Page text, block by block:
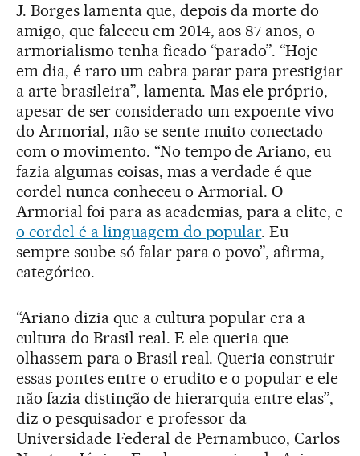
J. Borges lamenta que, depois da morte do
amigo, que faleceu em 2014, aos 87 anos, o
armorialismo tenha ficado “parado”. “Hoje
em dia, é raro um cabra parar para prestigiar
a arte brasileira”, lamenta. Mas ele próprio,
apesar de ser considerado um expoente vivo
do Armorial, não se sente muito conectado
com o movimento. “No tempo de Ariano, eu
fazia algumas coisas, mas a verdade é que
cordel nunca conheceu o Armorial. O
Armorial foi para as academias, para a elite, e
o cordel é a linguagem do popular. Eu
sempre soube só falar para o povo”, afirma,
categórico.
“Ariano dizia que a cultura popular era a
cultura do Brasil real. E ele queria que
olhassem para o Brasil real. Queria construir
essas pontes entre o erudito e o popular e ele
não fazia distinção de hierarquia entre elas”,
diz o pesquisador e professor da
Universidade Federal de Pernambuco, Carlos